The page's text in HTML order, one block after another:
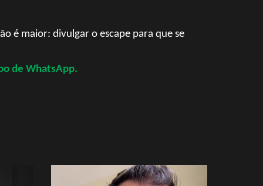
é maior: divulgar o escape para que se
de WhatsApp.